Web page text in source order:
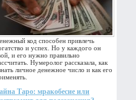
код способен привлечь
и успех. Но у каждого он
и его нужно правильно
Нумеролог рассказала, как
личное денежное число и как его
Таро: мракобесие или